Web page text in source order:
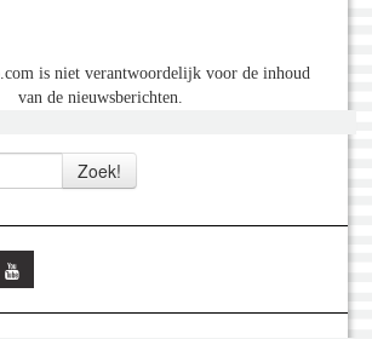
is niet verantwoordelijk voor de inhoud
van de nieuwsberichten.